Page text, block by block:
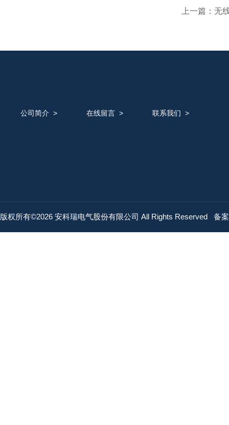
上一篇： 无
公司简介 > 在线留言> 联系我们 >
版权所有©2026 安科瑞电气股份有限公司 All Rights Reserved 备